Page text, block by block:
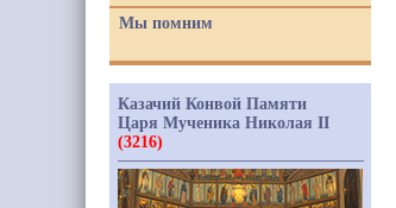
Мы помним
Казачий Конвой Памяти
Царя Мученика Николая II
(3216)